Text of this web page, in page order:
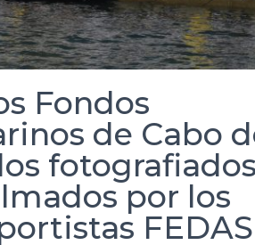
Fondos
de Cabo
por los
FEDAS